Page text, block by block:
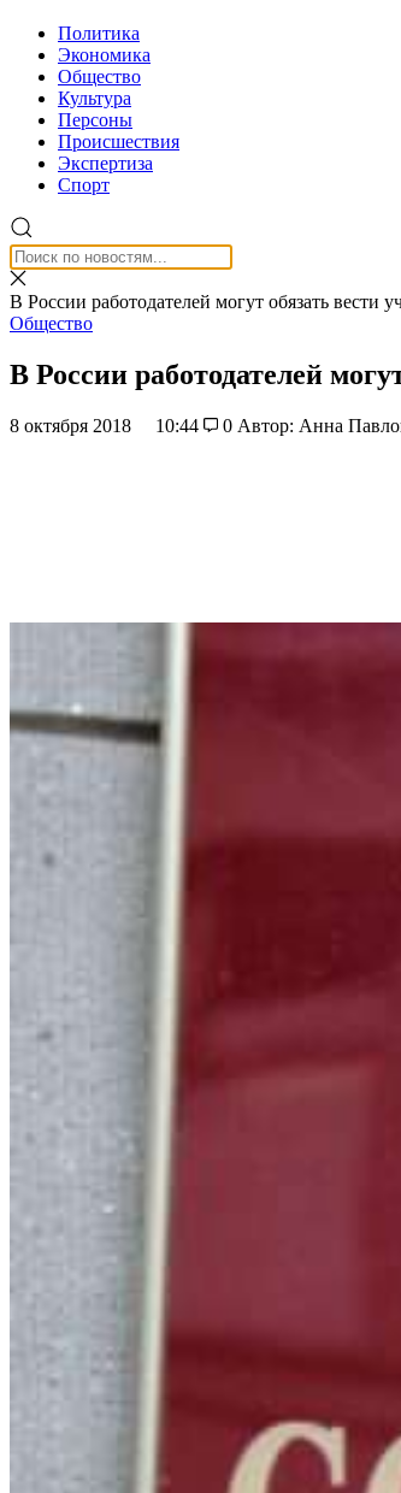
Политика
Экономика
Общество
Культура
Персоны
Происшествия
Экспертиза
Спорт
В России работодателей могут обязать вести
Общество
В России работодателей
8 октября 2018 10:44 0 Автор: Анна